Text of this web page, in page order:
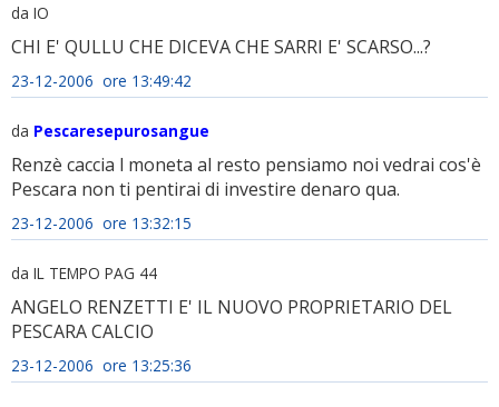
da IO
CHI E' QULLU CHE DICEVA CHE SARRI E' SCARSO...?
23-12-2006 ore 13:49:42
da Pescaresepurosangue
Renzè caccia l moneta al resto pensiamo noi vedrai cos'è
Pescara non ti pentirai di investire denaro qua.
23-12-2006 ore 13:32:15
da IL TEMPO PAG 44
ANGELO RENZETTI E' IL NUOVO PROPRIETARIO DEL
PESCARA CALCIO
23-12-2006 ore 13:25:36